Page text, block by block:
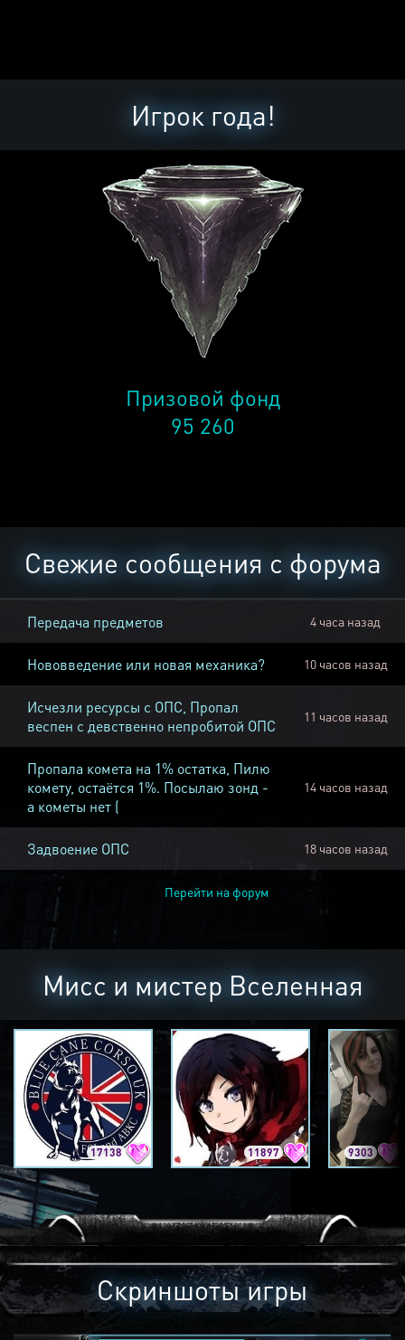
Игрок года!
Призовой фонд
95 260
Свежие сообщения с форума
Передача предметов 4 часа назад
Нововведение или новая механика? 10 часов назад
Исчезли ресурсы с ОПС, Пропал
веспен с девственно непробитой ОПС
11 часов назад
Пропала комета на 1% остатка, Пилю
комету, остаётся 1%. Посылаю зонд -
а кометы нет (
14 часов назад
Задвоение ОПС 18 часов назад
Перейти на форум
Мисс и мистер Вселенная
17138 11897 9303
Скриншоты игры